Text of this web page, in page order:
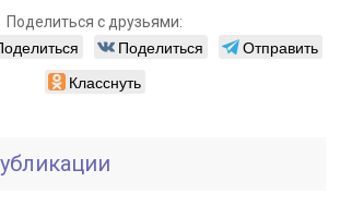
Поделиться с друзьями:
Поделиться
Отправить
Класснуть